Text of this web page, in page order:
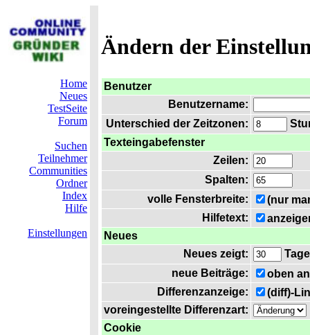
Ändern der
Home
Neues
TestSeite
Forum
Suchen
Teilnehmer
Communities
Ordner
Index
Hilfe
Einstellungen
Benutzer
Benutzername:
Unterschied der Zeitzonen:
Texteingabefenster
Zeilen:
Spalten:
volle Fensterbreite:
(nur
Hilfetext:
Neues
Neues zeigt:
Tage
neue Beiträge:
oben
Differenzanzeige:
(diff)-
voreingestellte Differenzart:
Cookie